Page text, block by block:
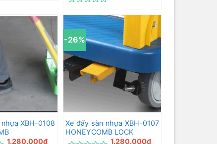
xếp
hạng
5
sao
XBH-0108
1.280.000₫
-26%
Xe đẩy sàn nhựa XBH-0107
HONEYCOMB LOCK
1.280.000₫